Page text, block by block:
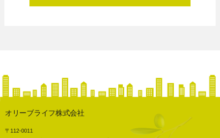
オリーブライフ株式会社
〒112-0011